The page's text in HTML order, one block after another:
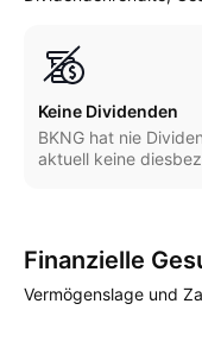
Keine Dividenden
BKNG hat nie
aktuell keine
Finanzielle
Vermögenslage und